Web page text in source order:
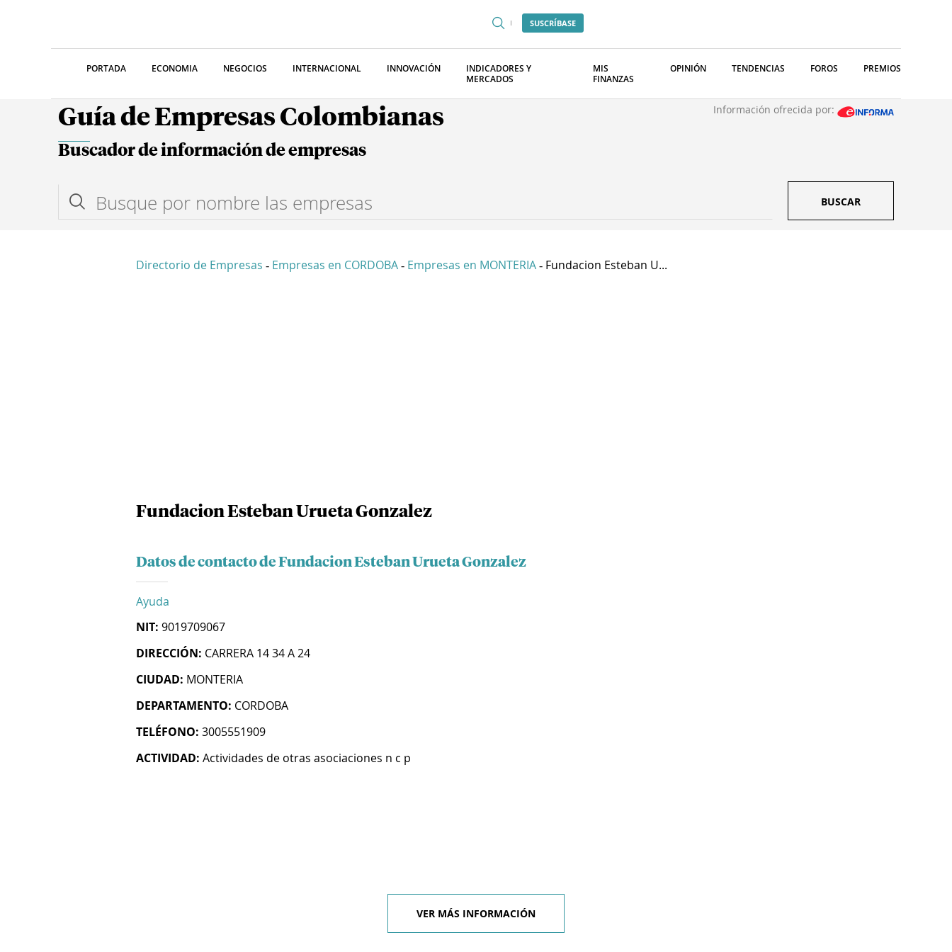
SUSCRÍBASE
PORTADA ECONOMIA NEGOCIOS INTERNACIONAL INNOVACIÓN
INDICADORES Y
MERCADOS
MIS
FINANZAS
OPINIÓN TENDENCIAS FOROS PREMIOS
Guía de Empresas Colombianas Información ofrecida por:
Buscador de información de empresas
BUSCAR
Directorio de Empresas - Empresas en CORDOBA - Empresas en MONTERIA - Fundacion Esteban U...
Fundacion Esteban Urueta Gonzalez
Datos de contacto de Fundacion Esteban Urueta Gonzalez
Ayuda
NIT: 9019709067
DIRECCIÓN: CARRERA 14 34 A 24
CIUDAD: MONTERIA
DEPARTAMENTO: CORDOBA
TELÉFONO: 3005551909
ACTIVIDAD: Actividades de otras asociaciones n c p
VER MÁS INFORMACIÓN